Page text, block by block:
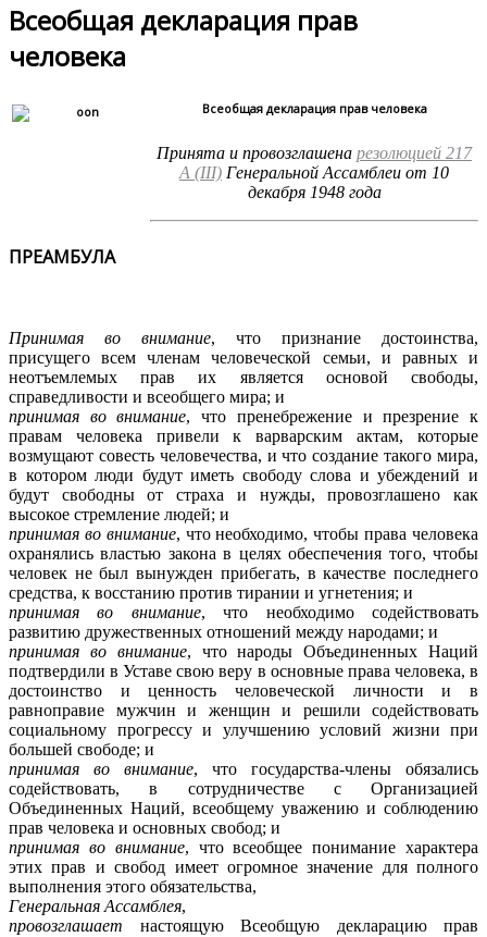
Всеобщая декларация прав
человека
Всеобщая декларация прав человека
Принята и провозглашена резолюцией 217
А (III) Генеральной Ассамблеи от 10
декабря 1948 года
ПРЕАМБУЛА
Принимая во внимание, что признание достоинства,
присущего всем членам человеческой семьи, и равных и
неотъемлемых прав их является основой свободы,
справедливости и всеобщего мира; и
принимая во внимание, что пренебрежение и презрение к
правам человека привели к варварским актам, которые
возмущают совесть человечества, и что создание такого мира,
в котором люди будут иметь свободу слова и убеждений и
будут свободны от страха и нужды, провозглашено как
высокое стремление людей; и
принимая во внимание, что необходимо, чтобы права человека
охранялись властью закона в целях обеспечения того, чтобы
человек не был вынужден прибегать, в качестве последнего
средства, к восстанию против тирании и угнетения; и
принимая во внимание, что необходимо содействовать
развитию дружественных отношений между народами; и
принимая во внимание, что народы Объединенных Наций
подтвердили в Уставе свою веру в основные права человека, в
достоинство и ценность человеческой личности и в
равноправие мужчин и женщин и решили содействовать
социальному прогрессу и улучшению условий жизни при
большей свободе; и
принимая во внимание, что государства-члены обязались
содействовать, в сотрудничестве с Организацией
Объединенных Наций, всеобщему уважению и соблюдению
прав человека и основных свобод; и
принимая во внимание, что всеобщее понимание характера
этих прав и свобод имеет огромное значение для полного
выполнения этого обязательства,
Генеральная Ассамблея,
провозглашает настоящую Всеобщую декларацию прав